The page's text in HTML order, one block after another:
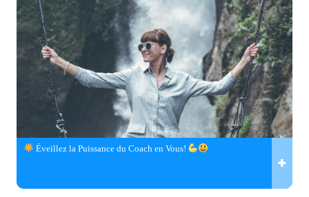
Éveillez la Puissance du Coach en Vous!